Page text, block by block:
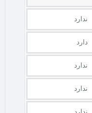
ندارد
دارد
ندارد
ندارد